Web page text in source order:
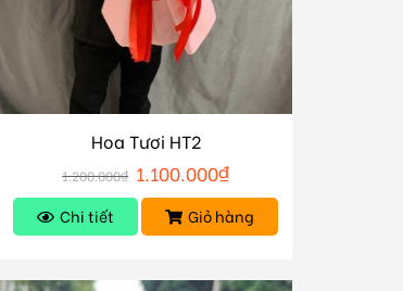
Hoa Tươi HT2
1.200.000₫ 1.100.000₫
Chi tiết Giỏ hàng